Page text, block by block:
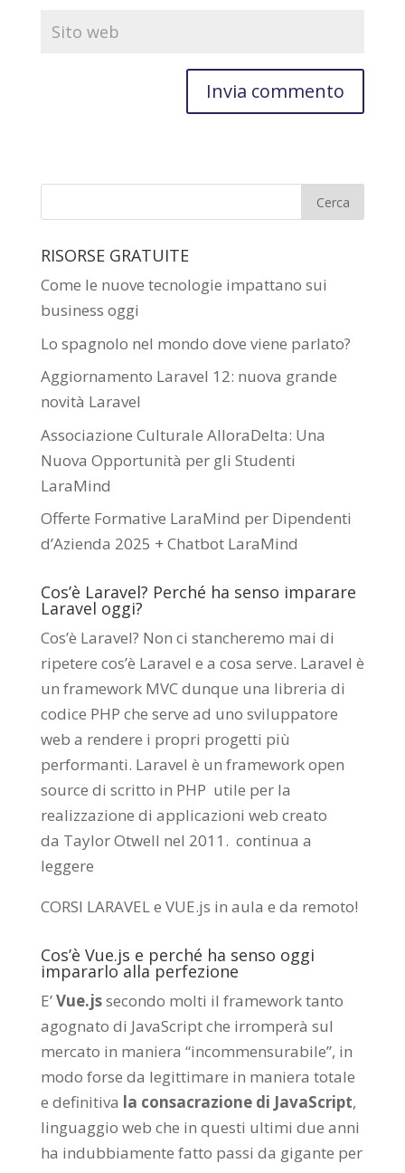
RISORSE GRATUITE
Come le nuove tecnologie impattano sui
business oggi
Lo spagnolo nel mondo dove viene parlato?
Aggiornamento Laravel 12: nuova grande
novità Laravel
Associazione Culturale AlloraDelta: Una
Nuova Opportunità per gli Studenti
LaraMind
Offerte Formative LaraMind per Dipendenti
d’Azienda 2025 + Chatbot LaraMind
Cos’è Laravel? Perché ha senso imparare
Laravel oggi?
Cos’è Laravel? Non ci stancheremo mai di
ripetere cos’è Laravel e a cosa serve. Laravel è
un framework MVC dunque una libreria di
codice PHP che serve ad uno sviluppatore
web a rendere i propri progetti più
performanti. Laravel è un framework open
source di scritto in PHP utile per la
realizzazione di applicazioni web creato
da Taylor Otwell nel 2011. continua a
leggere
CORSI LARAVEL e VUE.js in aula e da remoto!
Cos’è Vue.js e perché ha senso oggi
impararlo alla perfezione
E’Vue.jssecondo molti il framework tanto
agognato di JavaScript che irromperà sul
mercato in maniera “incommensurabile”, in
modo forse da legittimare in maniera totale
e definitiva la consacrazione di JavaScript,
linguaggio web che in questi ultimi due anni
ha indubbiamente fatto passi da gigante per